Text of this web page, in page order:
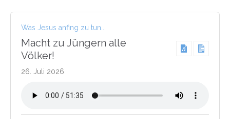
Was Jesus anfing zu tun...
Macht zu Jüngern alle
Völker!
26. Juli 2026